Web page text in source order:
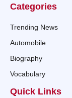
Categories
Trending News
Automobile
Biography
Vocabulary
Quick Links